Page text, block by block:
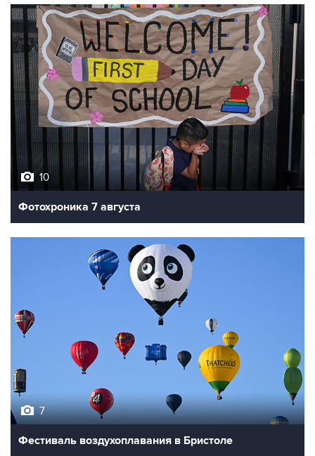
10
Фотохроника 7 августа
7
Фестиваль воздухоплавания в Бристоле